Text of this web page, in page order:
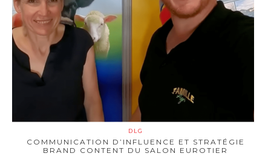
DLG
COMMUNICATION D’INFLUENCE ET STRATÉGIE
BRAND CONTENT DU SALON EUROTIER